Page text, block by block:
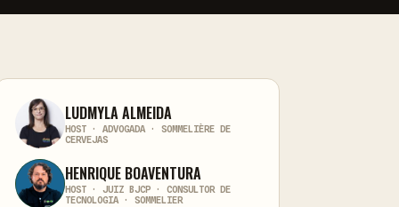
LUDMYLA ALMEIDA
HOST · ADVOGADA · SOMMELIÈRE DE
CERVEJAS
HENRIQUE BOAVENTURA
HOST · JUIZ BJCP · CONSULTOR DE
TECNOLOGIA · SOMMELIER